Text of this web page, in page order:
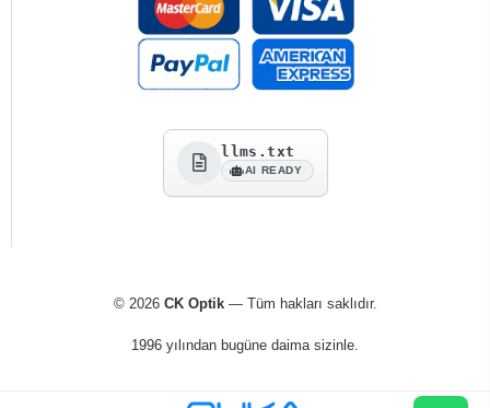
llms.txt
AI READY
© 2026 CK Optik— Tüm hakları saklıdır.
1996 yılından bugüne daima sizinle.